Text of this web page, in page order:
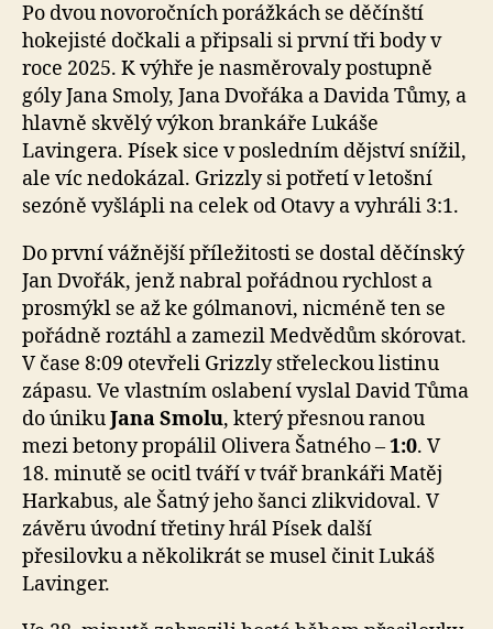
Po dvou novoročních porážkách se děčínští
hokejisté dočkali a připsali si první tři body v
roce 2025. K výhře je nasměrovaly postupně
góly Jana Smoly, Jana Dvořáka a Davida Tůmy, a
hlavně skvělý výkon brankáře Lukáše
Lavingera. Písek sice v posledním dějství snížil,
ale víc nedokázal. Grizzly si potřetí v letošní
sezóně vyšlápli na celek od Otavy a vyhráli 3:1.
Do první vážnější příležitosti se dostal děčínský
Jan Dvořák, jenž nabral pořádnou rychlost a
prosmýkl se až ke gólmanovi, nicméně ten se
pořádně roztáhl a zamezil Medvědům skórovat.
V čase 8:09 otevřeli Grizzly střeleckou listinu
zápasu. Ve vlastním oslabení vyslal David Tůma
do únikuJana Smolu, který přesnou ranou
mezi betony propálil Olivera Šatného –1:0. V
18. minutě se ocitl tváří v tvář brankáři Matěj
Harkabus, ale Šatný jeho šanci zlikvidoval. V
závěru úvodní třetiny hrál Písek další
přesilovku a několikrát se musel činit Lukáš
Lavinger.